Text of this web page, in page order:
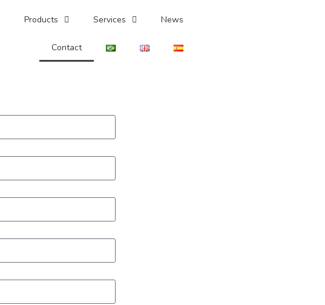
Products Services News
Contact